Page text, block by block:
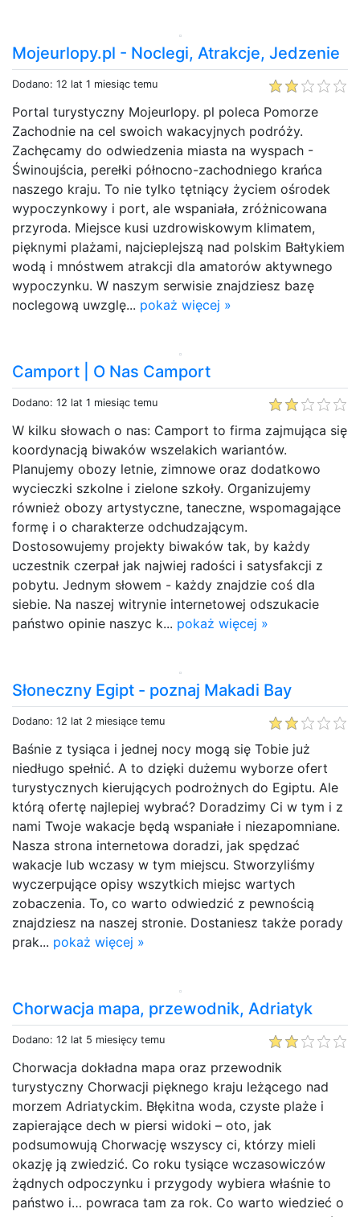
Mojeurlopy.pl - Noclegi, Atrakcje, Jedzenie
Dodano: 12 lat 1 miesiąc temu
Portal turystyczny Mojeurlopy. pl poleca Pomorze
Zachodnie na cel swoich wakacyjnych podróży.
Zachęcamy do odwiedzenia miasta na wyspach -
Świnoujścia, perełki północno-zachodniego krańca
naszego kraju. To nie tylko tętniący życiem ośrodek
wypoczynkowy i port, ale wspaniała, zróżnicowana
przyroda. Miejsce kusi uzdrowiskowym klimatem,
pięknymi plażami, najcieplejszą nad polskim Bałtykiem
wodą i mnóstwem atrakcji dla amatorów aktywnego
wypoczynku. W naszym serwisie znajdziesz bazę
noclegową uwzglę... pokaż więcej »
Camport | O Nas Camport
Dodano: 12 lat 1 miesiąc temu
W kilku słowach o nas: Camport to firma zajmująca się
koordynacją biwaków wszelakich wariantów.
Planujemy obozy letnie, zimnowe oraz dodatkowo
wycieczki szkolne i zielone szkoły. Organizujemy
również obozy artystyczne, taneczne, wspomagające
formę i o charakterze odchudzającym.
Dostosowujemy projekty biwaków tak, by każdy
uczestnik czerpał jak najwiej radości i satysfakcji z
pobytu. Jednym słowem - każdy znajdzie coś dla
siebie. Na naszej witrynie internetowej odszukacie
państwo opinie naszyc k... pokaż więcej »
Słoneczny Egipt - poznaj Makadi Bay
Dodano: 12 lat 2 miesiące temu
Baśnie z tysiąca i jednej nocy mogą się Tobie już
niedługo spełnić. A to dzięki dużemu wyborze ofert
turystycznych kierujących podrożnych do Egiptu. Ale
którą ofertę najlepiej wybrać? Doradzimy Ci w tym i z
nami Twoje wakacje będą wspaniałe i niezapomniane.
Nasza strona internetowa doradzi, jak spędzać
wakacje lub wczasy w tym miejscu. Stworzyliśmy
wyczerpujące opisy wszytkich miejsc wartych
zobaczenia. To, co warto odwiedzić z pewnością
znajdziesz na naszej stronie. Dostaniesz także porady
prak... pokaż więcej »
Chorwacja mapa, przewodnik, Adriatyk
Dodano: 12 lat 5 miesięcy temu
Chorwacja dokładna mapa oraz przewodnik
turystyczny Chorwacji pięknego kraju leżącego nad
morzem Adriatyckim. Błękitna woda, czyste plaże i
zapierające dech w piersi widoki – oto, jak
podsumowują Chorwację wszyscy ci, którzy mieli
okazję ją zwiedzić. Co roku tysiące wczasowiczów
żądnych odpoczynku i przygody wybiera właśnie to
państwo i… powraca tam za rok. Co warto wiedzieć o